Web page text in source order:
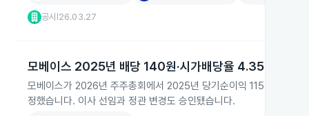
공시 26.03.27
모베이스 2025년 배당 140원·시가배당율 4.35% 확정
모베이스가 2026년 주주총회에서 2025년 당기순이익 115억 원과
정했습니다. 이사 선임과 정관 변경도 승인됐습니다.